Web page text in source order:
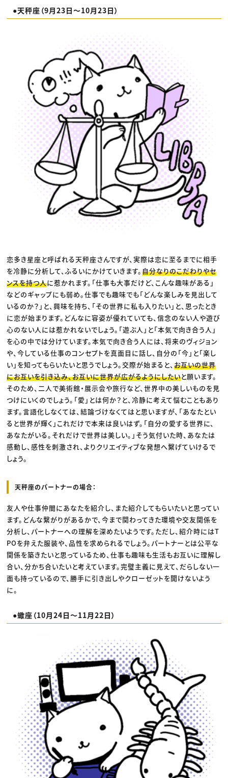
●天秤座（9月23日〜10月23日）
恋多き星座と呼ばれる天秤座さんですが、実際は恋に至るまでに相手
を冷静に分析して、ふるいにかけていきます。自分なりのこだわりやセ
ンスを持つ人に惹かれます。「仕事も大事だけど、こんな趣味がある」
などのギャップにも弱め。仕事でも趣味でも「どんな楽しみを見出して
いるのか？」と、興味を持ち、「その世界に私も入りたい」と、思ったとき
に恋が始まります。どんなに容姿が優れていても、信念のない人や遊び
心のない人には惹かれないでしょう。「遊ぶ人」と「本気で向き合う人」
を心の中では分けています。本気で向き合う人には、将来のヴィジョン
や、今している仕事のコンセプトを真面目に話し、自分の「今」と「楽し
い」を知ってもらいたいと思うでしょう。交際が始まると、お互いの世界
にお互いを引き込み、お互いに世界が広がるようにしたいと願います。
そのため、二人で美術館・展示会や旅行など、世界中の美しいものを見
つけにいくのでしょう。「愛」とは何か？と、冷静に考えて悩むこともあり
ます。言語化しなくては、結論づけなくてはと思いますが、「あなたとい
ると世界が輝く」これだけで本来は良いはず。「自分の愛する世界に、
あなたがいる。それだけで世界は美しい。」そう気付いた時、あなたは
感動し、感性を刺激され、よりクリエイティブな発想へ繋げていけるで
しょう。
天秤座のパートナーの場合：
友人や仕事仲間にあなたを紹介し、また紹介してもらいたいと思ってい
ます。どんな繋がりがあるかで、今まで関わってきた環境や交友関係を
分析し、パートナーへの理解を深めたいようです。ただし、紹介時にはT
POを弁えた服装や、品性を求められるでしょう。パートナーとは公平な
関係を築きたいと思っているため、仕事も趣味も生活もお互いに理解し
合い、分かち合いたいと考えています。完璧主義に見えて、だらしない一
面も持っているので、勝手に引き出しやクローゼットを開けないよう
に。
●蠍座（10月24日〜11月22日）